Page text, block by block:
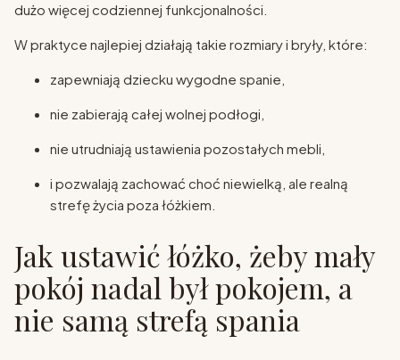
dużo więcej codziennej funkcjonalności.
W praktyce najlepiej działają takie rozmiary i bryły, które:
zapewniają dziecku wygodne spanie,
nie zabierają całej wolnej podłogi,
nie utrudniają ustawienia pozostałych mebli,
i pozwalają zachować choć niewielką, ale realną
strefę życia poza łóżkiem.
Jak ustawić łóżko, żeby mały
pokój nadal był pokojem, a
nie samą strefą spania